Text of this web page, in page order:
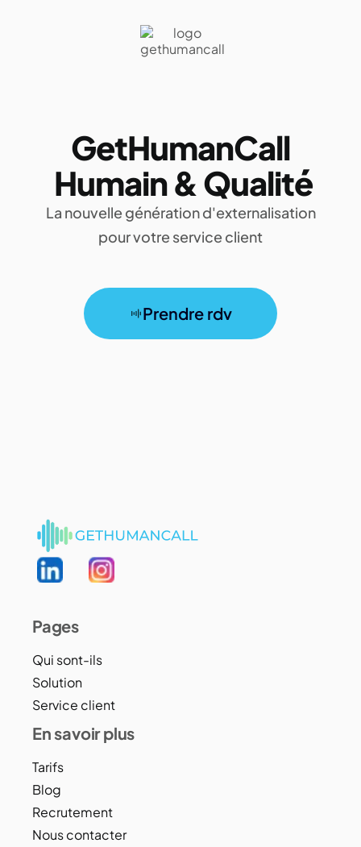
GetHumanCall
Humain & Qualité
La nouvelle génération d'externalisation
pour votre service client
Prendre rdv
Pages
Qui sont-ils
Solution
Service client
En savoir plus
Tarifs
Blog
Recrutement
Nous contacter